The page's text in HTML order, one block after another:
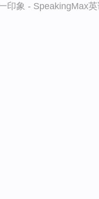
印象 - SpeakingMax